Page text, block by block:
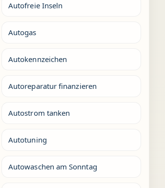
Autofreie Inseln
Autogas
Autokennzeichen
Autoreparatur finanzieren
Autostrom tanken
Autotuning
Autowaschen am Sonntag